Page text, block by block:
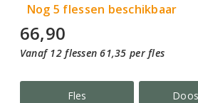
Nog 5 flessen beschikbaar
66,90
Vanaf 12 flessen 61,35 per fles
Fles